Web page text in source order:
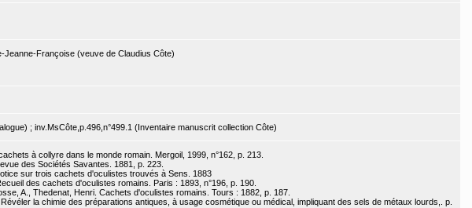
Jeanne-Françoise (veuve de Claudius Côte)
; inv.MsCôte,p.496,n°499.1 (Inventaire manuscrit collection Côte)
à collyre dans le monde romain. Mergoil, 1999, n°162, p. 213.
des Sociétés Savantes. 1881, p. 223.
sur trois cachets d'oculistes trouvés à Sens. 1883
des cachets d'oculistes romains. Paris : 1893, n°196, p. 190.
A., Thedenat, Henri. Cachets d'oculistes romains. Tours : 1882, p. 187.
Révéler la chimie des préparations antiques, à usage cosmétique ou médical, impliquant des sels de métaux lourds,. p.